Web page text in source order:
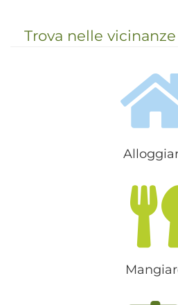
sempre una zona
nord e sud, in cui
Trova nelle vicinanze